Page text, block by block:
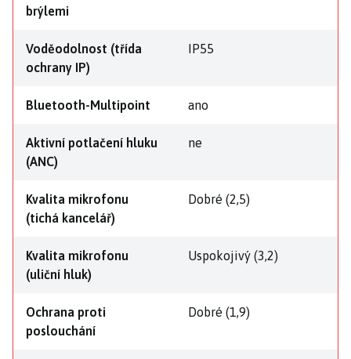
brýlemi
Voděodolnost (třída
ochrany IP)
IP55
Bluetooth-Multipoint ano
Aktivní potlačení hluku
(ANC)
ne
Kvalita mikrofonu
(tichá kancelář)
Dobré (2,5)
Kvalita mikrofonu
(uliční hluk)
Uspokojivý (3,2)
Ochrana proti
poslouchání
Dobré (1,9)